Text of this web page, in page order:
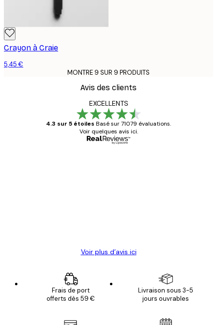
Crayon à Craie
5,45 €
MONTRE 9 SUR 9 PRODUITS
Avis des clients
EXCELLENTS
4.3 sur 5 étoiles Basé sur 71079 évaluations.
Voir quelques avis ici.
Voir plus d’avis ici
Frais de port
offerts dès 59 €
Livraison sous 3-5
jours ouvrables